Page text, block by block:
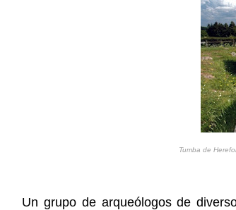
Tumba de
Un grupo de arqueólogos de